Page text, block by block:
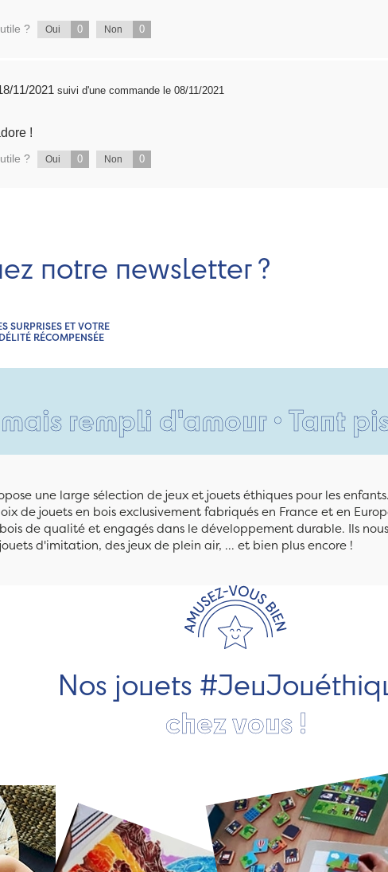
? Oui 0 Non 0
18/11/2021suivi d'une commande le 08/11/2021
!
? Oui 0 Non 0
notre newsletter ?
SURPRISES ET VOTRE
RÉCOMPENSÉE
d'amour • Tant pis pour
une large sélection de jeux et jouets éthiques pour les
de jouets en bois exclusivement fabriqués en France et en
de qualité et engagés dans le développement durable. Ils
d'imitation, des jeux de plein air, ... et bien plus encore !
Nos jouets
chez vous !